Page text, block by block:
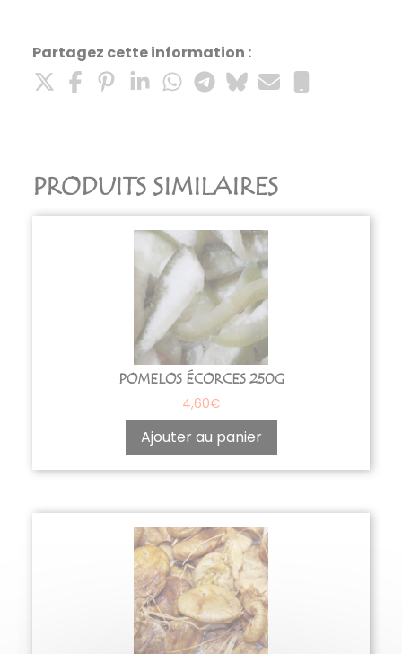
Partagez cette information :
PRODUITS SIMILAIRES
POMELOS ÉCORCES 250G
4,60€
Ajouter au panier